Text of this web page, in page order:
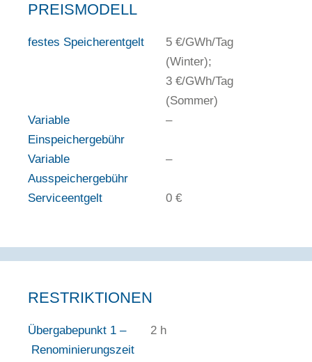
PREISMODELL
festes Speicherentgelt
5 €/GWh/Tag
(Winter);
3 €/GWh/Tag
(Sommer)
Variable
Einspeichergebühr
–
Variable
Ausspeichergebühr
–
Serviceentgelt 0 €
RESTRIKTIONEN
Übergabepunkt 1 –
Renominierungszeit
2 h